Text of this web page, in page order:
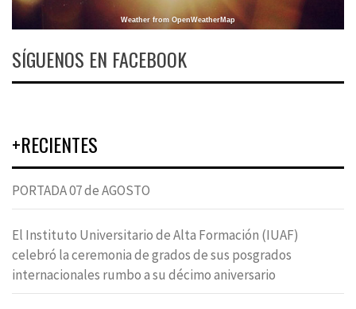
Weather from OpenWeatherMap
SÍGUENOS EN FACEBOOK
+RECIENTES
PORTADA 07 de AGOSTO
El Instituto Universitario de Alta Formación (IUAF)
celebró la ceremonia de grados de sus posgrados
internacionales rumbo a su décimo aniversario